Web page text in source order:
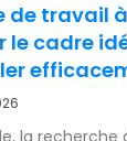
de travail
le cadre